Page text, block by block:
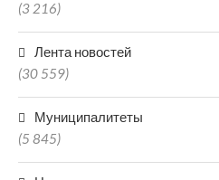
(3 216)
Лента новостей
(30 559)
Муниципалитеты
(5 845)